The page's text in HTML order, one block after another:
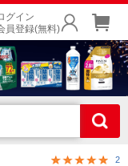
グイン
員登録(無料)
2